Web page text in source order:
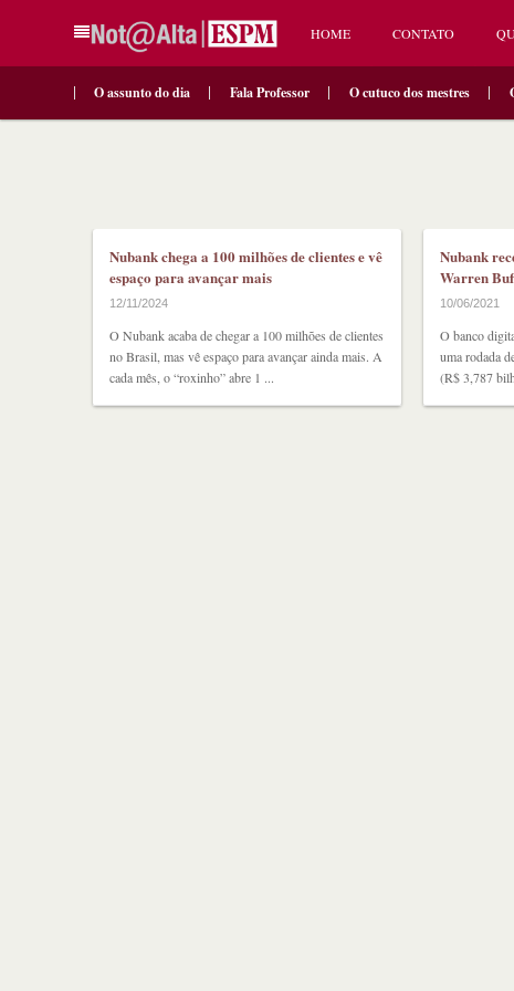
HOME CONTATO
O assunto do dia Fala Professor O cutuco dos mestres
Nubank chega a 100 milhões de clientes e vê
espaço para avançar mais
12/11/2024
O Nubank acaba de chegar a 100 milhões de clientes
no Brasil, mas vê espaço para avançar ainda mais. A
cada mês, o “roxinho” abre 1 ...
Nubank
Warren
10/06/2021
O banco
uma rodada
(R$ 3,787